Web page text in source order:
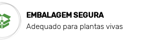
EMBALAGEM SEGURA
Adequado para plantas vivas